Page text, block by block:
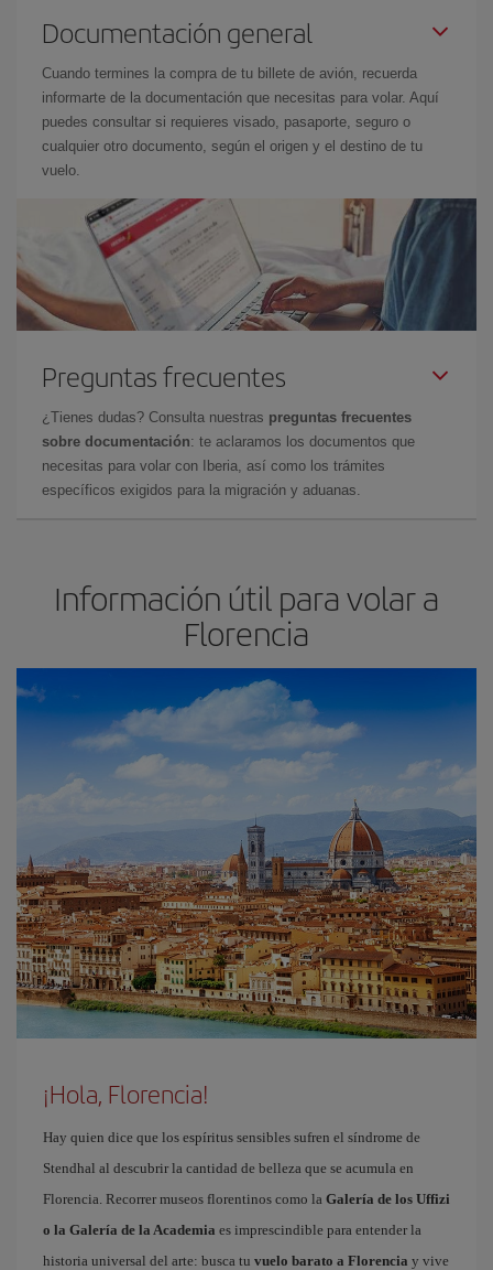
Documentación general
Cuando termines la compra de tu billete de avión, recuerda
informarte de la documentación que necesitas para volar. Aquí
puedes consultar si requieres visado, pasaporte, seguro o
cualquier otro documento, según el origen y el destino de tu
vuelo.
Preguntas frecuentes
¿Tienes dudas? Consulta nuestras preguntas frecuentes
sobre documentación: te aclaramos los documentos que
necesitas para volar con Iberia, así como los trámites
específicos exigidos para la migración y aduanas.
Información útil para volar a
Florencia
¡Hola, Florencia!
Hay quien dice que los espíritus sensibles sufren el síndrome de
Stendhal al descubrir la cantidad de belleza que se acumula en
Florencia. Recorrer museos florentinos como la Galería de los Uffizi
o la Galería de la Academia es imprescindible para entender la
historia universal del arte: busca tu vuelo barato a Florencia y vive